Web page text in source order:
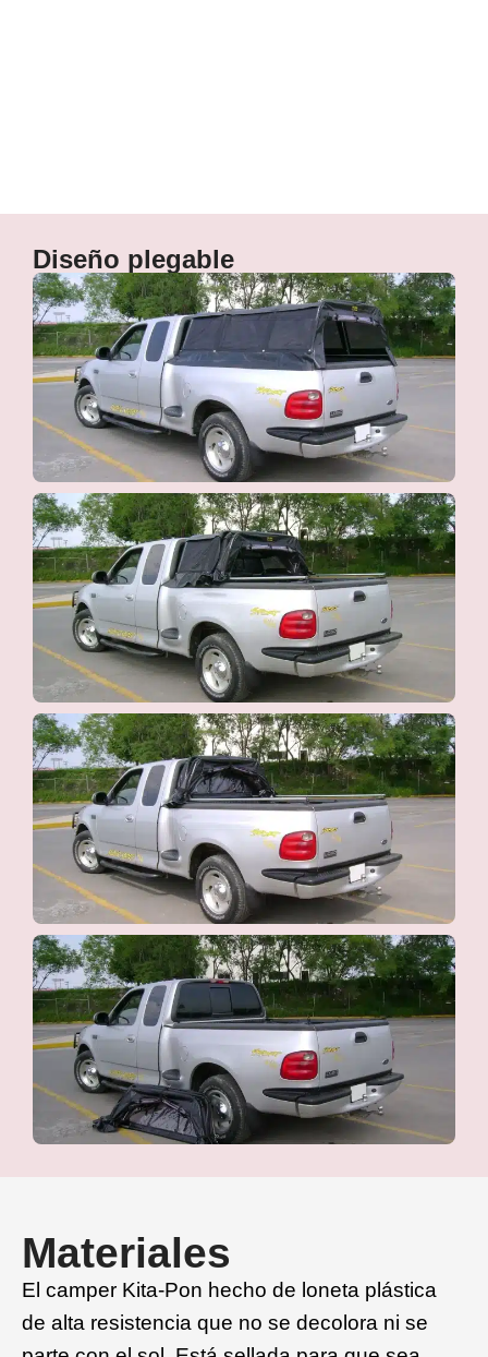
Diseño plegable
Materiales
El camper Kita-Pon hecho de loneta plástica
de alta resistencia que no se decolora ni se